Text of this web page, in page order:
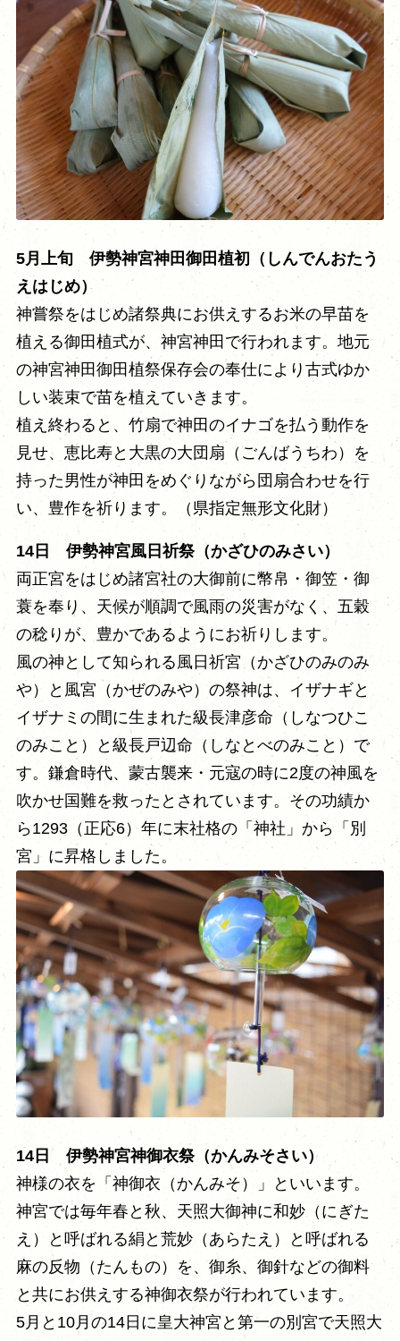
5月上旬 伊勢神宮神田御田植初（しんでんおたう
えはじめ）
神嘗祭をはじめ諸祭典にお供えするお米の早苗を
植える御田植式が、神宮神田で行われます。地元
の神宮神田御田植祭保存会の奉仕により古式ゆか
しい装束で苗を植えていきます。
植え終わると、竹扇で神田のイナゴを払う動作を
見せ、恵比寿と大黒の大団扇（ごんばうちわ）を
持った男性が神田をめぐりながら団扇合わせを行
い、豊作を祈ります。（県指定無形文化財）
14日 伊勢神宮風日祈祭（かざひのみさい）
両正宮をはじめ諸宮社の大御前に幣帛・御笠・御
蓑を奉り、天候が順調で風雨の災害がなく、五穀
の稔りが、豊かであるようにお祈りします。
風の神として知られる風日祈宮（かざひのみのみ
や）と風宮（かぜのみや）の祭神は、イザナギと
イザナミの間に生まれた級長津彦命（しなつひこ
のみこと）と級長戸辺命（しなとべのみこと）で
す。鎌倉時代、蒙古襲来・元寇の時に2度の神風を
吹かせ国難を救ったとされています。その功績か
ら1293（正応6）年に末社格の「神社」から「別
宮」に昇格しました。
14日 伊勢神宮神御衣祭（かんみそさい）
神様の衣を「神御⾐（かんみそ）」といいます。
神宮では毎年春と秋、天照大御神に和妙（にぎた
え）と呼ばれる絹と荒妙（あらたえ）と呼ばれる
麻の反物（たんもの）を、御糸、御針などの御料
と共にお供えする神御衣祭が行われています。
5月と10月の14日に皇大神宮と第一の別宮で天照大